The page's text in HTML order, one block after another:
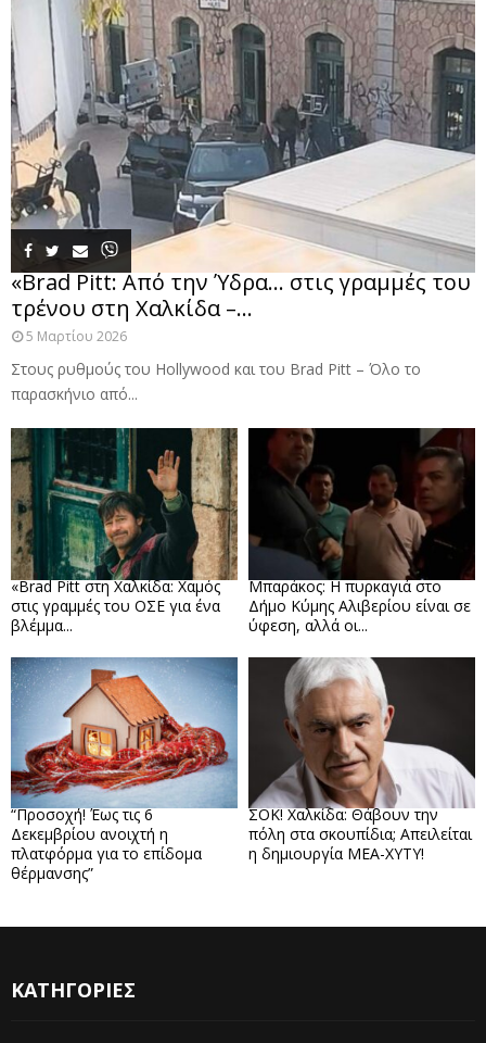
«Brad Pitt: Από την Ύδρα… στις γραμμές του
τρένου στη Χαλκίδα –...
5 Μαρτίου 2026
Στους ρυθμούς του Hollywood και του Brad Pitt – Όλο το
παρασκήνιο από...
«Brad Pitt στη Χαλκίδα: Χαμός
στις γραμμές του ΟΣΕ για ένα
βλέμμα...
Μπαράκος: Η πυρκαγιά στο
Δήμο Κύμης Αλιβερίου είναι σε
ύφεση, αλλά οι...
“Προσοχή! Έως τις 6
Δεκεμβρίου ανοιχτή η
πλατφόρμα για το επίδομα
θέρμανσης”
ΣΟΚ! Χαλκίδα: Θάβουν την
πόλη στα σκουπίδια; Απειλείται
η δημιουργία ΜΕΑ-ΧΥΤΥ!
ΚΑΤΗΓΟΡΙΕΣ